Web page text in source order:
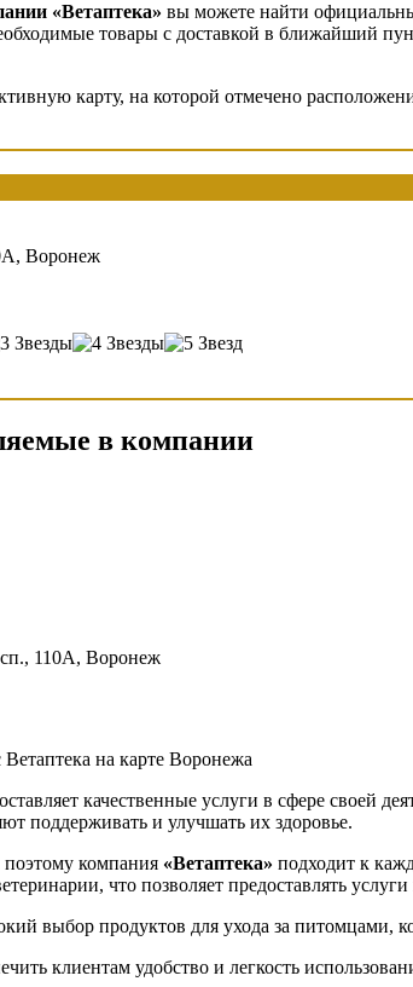
«Ветаптека» вы можете найти
товары с доставкой в ближайший
карту, на которой отмечено
Воронеж
в компании
110А, Воронеж
на карте Воронежа
качественные услуги в сфере своей
поддерживать и улучшать их здоровье.
компания «Ветаптека» подходит к
что позволяет предоставлять
выбор продуктов для ухода за питомцами,
клиентам удобство и легкость